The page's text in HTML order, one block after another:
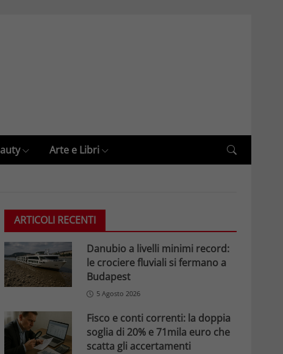
Arte e Libri
ARTICOLI RECENTI
Danubio a livelli minimi record:
le crociere fluviali si fermano a
Budapest
5 Agosto 2026
Fisco e conti correnti: la doppia
soglia di 20% e 71mila euro che
scatta gli accertamenti